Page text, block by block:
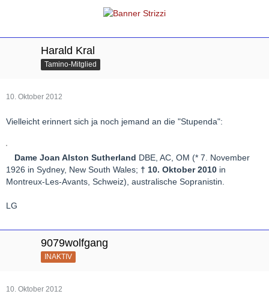
Harald Kral
Tamino-Mitglied
10. Oktober 2012
Vielleicht erinnert sich ja noch jemand an die "Stupenda":
Dame Joan Alston Sutherland DBE, AC, OM (* 7. November
1926 in Sydney, New South Wales; † 10. Oktober 2010 in
Montreux-Les-Avants, Schweiz), australische Sopranistin.
LG
9079wolfgang
INAKTIV
10. Oktober 2012